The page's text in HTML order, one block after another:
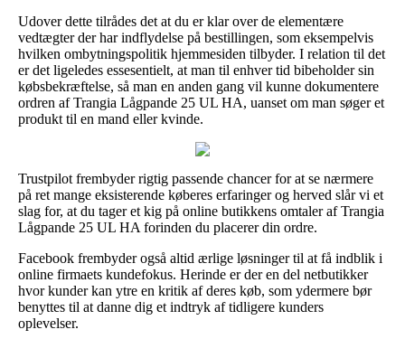
Udover dette tilrådes det at du er klar over de elementære
vedtægter der har indflydelse på bestillingen, som eksempelvis
hvilken ombytningspolitik hjemmesiden tilbyder. I relation til det
er det ligeledes essesentielt, at man til enhver tid bibeholder sin
købsbekræftelse, så man en anden gang vil kunne dokumentere
ordren af Trangia Lågpande 25 UL HA, uanset om man søger et
produkt til en mand eller kvinde.
Trustpilot frembyder rigtig passende chancer for at se nærmere
på ret mange eksisterende køberes erfaringer og herved slår vi et
slag for, at du tager et kig på online butikkens omtaler af Trangia
Lågpande 25 UL HA forinden du placerer din ordre.
Facebook frembyder også altid ærlige løsninger til at få indblik i
online firmaets kundefokus. Herinde er der en del netbutikker
hvor kunder kan ytre en kritik af deres køb, som ydermere bør
benyttes til at danne dig et indtryk af tidligere kunders
oplevelser.